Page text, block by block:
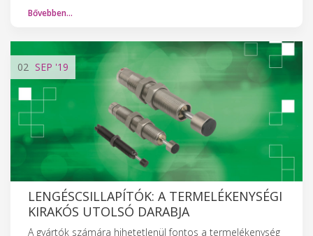
Bővebben…
02 SEP '19
LENGÉSCSILLAPÍTÓK: A TERMELÉKENYSÉGI
KIRAKÓS UTOLSÓ DARABJA
A gyártók számára hihetetlenül fontos a termelékenység